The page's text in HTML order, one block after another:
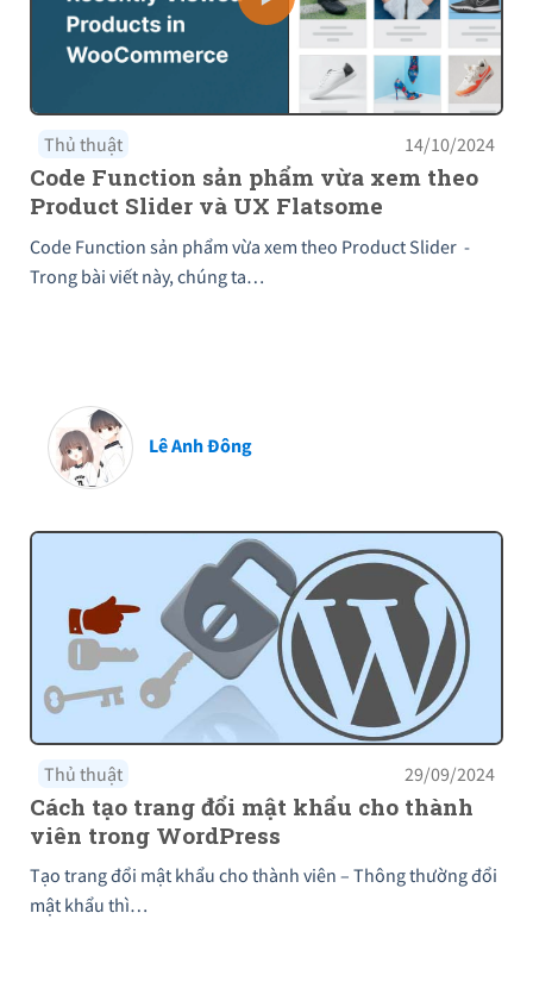
Thủ thuật 14/10/2024
Code Function sản phẩm vừa xem theo
Product Slider và UX Flatsome
Code Function sản phẩm vừa xem theo Product Slider -
Trong bài viết này, chúng ta…
Lê Anh Đông
Thủ thuật 29/09/2024
Cách tạo trang đổi mật khẩu cho thành
viên trong WordPress
Tạo trang đổi mật khẩu cho thành viên – Thông thường đổi
mật khẩu thì…